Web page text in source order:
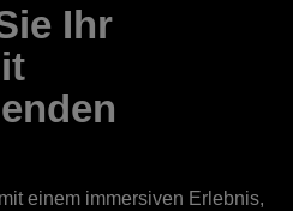
Ihr
einem immersiven Erlebnis,